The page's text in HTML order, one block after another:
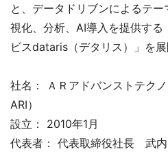
と、データドリブンによるテ
視化、分析、AI導入を提供す
ビスdataris（デタリス）」を展
社名： ＡＲアドバンストテク
ARI）
設立： 2010年1月
代表者： 代表取締役社長 武